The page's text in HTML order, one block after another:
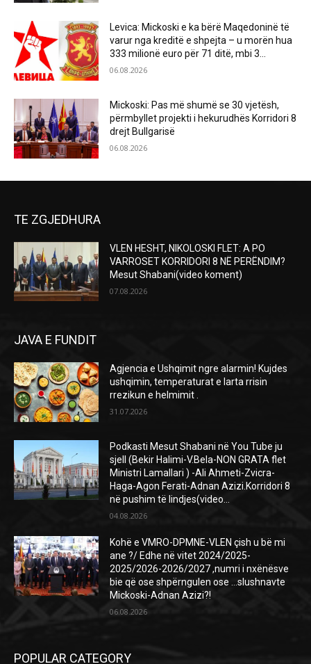
Levica: Mickoski e ka bërë Maqedoninë të
varur nga kreditë e shpejta – u morën hua
333 milionë euro për 71 ditë, mbi 3...
06.08.2026
Mickoski: Pas më shumë se 30 vjetësh,
përmbyllet projekti i hekurudhës Korridori 8
drejt Bullgarisë
06.08.2026
TE ZGJEDHURA
VLEN HESHT, NIKOLOSKI FLET: A PO
VARROSET KORRIDORI 8 NË PERËNDIM?
Mesut Shabani(video koment)
07.08.2026
JAVA E FUNDIT
Agjencia e Ushqimit ngre alarmin! Kujdes
ushqimin, temperaturat e larta rrisin
rrezikun e helmimit .
31.07.2026
Podkasti Mesut Shabani në You Tube ju
sjell (Bekir Halimi-V.Bela-NON GRATA flet
Ministri Lamallari ) -Ali Ahmeti-Zvicra-
Haga-Agon Ferati-Adnan Azizi.Korridori 8
në pushim të lindjes(video...
04.08.2026
Kohë e VMRO-DPMNE-VLEN çish u bë mi
ane ?/ Edhe në vitet 2024/2025-
2025/2026-2026/2027 ,numri i nxënësve
bie që ose shpërngulen ose …slushnavte
Mickoski-Adnan Azizi?!
06.08.2026
POPULAR CATEGORY